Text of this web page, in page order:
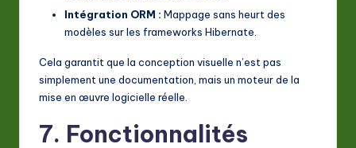
Intégration ORM : Mappage sans heurt des
modèles sur les frameworks Hibernate.
Cela garantit que la conception visuelle n’est pas
simplement une documentation, mais un moteur de la
mise en œuvre logicielle réelle.
7. Fonctionnalités